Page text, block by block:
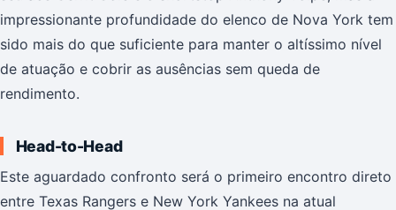
impressionante profundidade do elenco de Nova York tem
sido mais do que suficiente para manter o altíssimo nível
de atuação e cobrir as ausências sem queda de
rendimento.
Head-to-Head
Este aguardado confronto será o primeiro encontro direto
entre Texas Rangers e New York Yankees na atual